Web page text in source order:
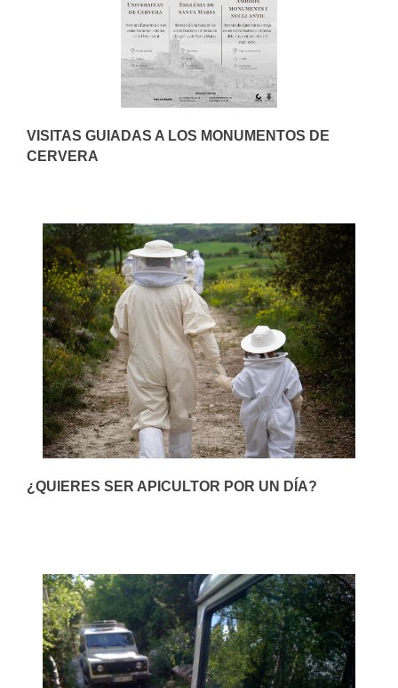
VISITAS GUIADAS A LOS MONUMENTOS DE
CERVERA
¿QUIERES SER APICULTOR POR UN DÍA?